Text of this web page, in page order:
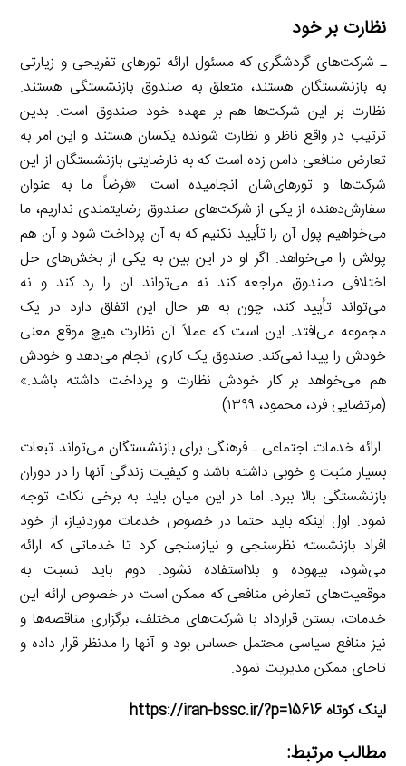
نظارت بر خود
ـ شرکت‌های گردشگری که مسئول ارائه تورهای تفریحی و زیارتی
به بازنشستگان هستند، متعلق به صندوق بازنشستگی هستند.
نظارت بر این شرکت‌ها هم بر عهده خود صندوق است. بدین
ترتیب در واقع ناظر و نظارت شونده یکسان هستند و این امر به
تعارض منافعی دامن زده است که به نارضایتی بازنشستگان از این
شرکت‌ها و تورهای‌شان انجامیده است. «فرضاً ما به عنوان
سفارش‌دهنده از یکی از شرکت‌های صندوق رضایتمندی نداریم، ما
می‌خواهیم پول آن را تأیید نکنیم که به آن پرداخت شود و آن هم
پولش را می‌خواهد. اگر او در این بین به یکی از بخش‌های حل
اختلافی صندوق مراجعه کند نه می‌تواند آن را رد کند و نه
می‌تواند تأیید کند، چون به هر حال این اتفاق دارد در یک
مجموعه می‌افتد. این است که عملاً آن نظارت هیچ موقع معنی
خودش را پیدا نمی‌کند. صندوق یک کاری انجام می‌دهد و خودش
هم می‌خواهد بر کار خودش نظارت و پرداخت داشته باشد.»
(مرتضایی فرد، محمود، ۱۳۹۹)
ارائه خدمات اجتماعی ـ فرهنگی برای بازنشستگان می‌تواند تبعات
بسیار مثبت و خوبی داشته باشد و کیفیت زندگی آنها را در دوران
بازنشستگی بالا ببرد. اما در این میان باید به برخی نکات توجه
نمود. اول اینکه باید حتما در خصوص خدمات موردنیاز، از خود
افراد بازنشسته نظرسنجی و نیازسنجی کرد تا خدماتی که ارائه
می‌شود، بیهوده و بلااستفاده نشود. دوم باید نسبت به
موقعیت‌های تعارض منافعی که ممکن است در خصوص ارائه این
خدمات، بستن قرارداد با شرکت‌های مختلف، برگزاری مناقصه‌ها و
نیز منافع سیاسی محتمل حساس بود و آنها را مدنظر قرار داده و
تاجای ممکن مدیریت نمود.
لینک کوتاه https://iran-bssc.ir/?p=15616
مطالب مرتبط: